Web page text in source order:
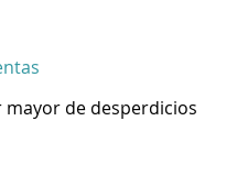
mayor de desperdicios